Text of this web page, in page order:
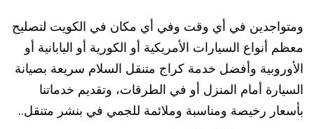
ومتواجدين في أي وقت وفي أي مكان في الكويت لتصليح
معظم أنواع السيارات الأمريكية أو الكورية أو اليابانية أو
الأوروبية وأفضل خدمة كراج متنقل السلام سريعة بصيانة
السيارة أمام المنزل أو في الطرقات، وتقديم خدماتنا
بأسعار رخيصة ومناسبة وملائمة للجمي في بنشر متنقل..